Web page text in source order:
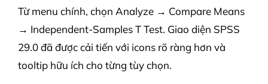
Từ menu chính, chọn Analyze → Compare Means
→ Independent-Samples T Test. Giao diện SPSS
29.0 đã được cải tiến với icons rõ ràng hơn và
tooltip hữu ích cho từng tùy chọn.